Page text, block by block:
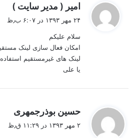
امیر ( مدیر سایت )
۲۴ مهر ۱۳۹۳ در ۶:۰۷ ب٫ظ
سلام علیکم
امکان فعال سازی لینک
لینک های غیرمستقیم استفاده
یا علی
حسین بوذرجمهری
۲ مهر ۱۳۹۳ در ۱۱:۲۹ ق٫ظ